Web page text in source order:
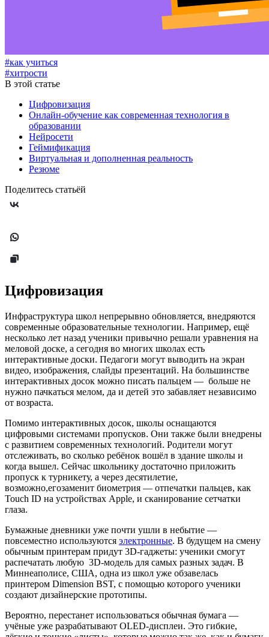
#как учиться
#хитрости
В этой статье
Цифровизация
Онлайн-обучение как современная технология в
образовании
Нейросети
Геймификация
Виртуальная и дополненная реальность
Резюме
Поделитесь статьёй
Цифровизация
Инфраструктура школ непрерывно обновляется, внедряются
современные образовательные технологии. Например, ещё
несколько лет назад ученики привычно решали уравнения на
меловой доске, а сегодня во многих школах есть
интерактивные доски. Педагоги могут выводить на экран
видео, изображения, слайды презентаций. На большинстве
интерактивных досок можно писать пальцем — больше не
нужно пачкаться мелом, да и детей это забавляет независимо
от возраста.
Помимо интерактивных досок, школы оснащаются
цифровыми системами пропусков. Они также были внедрены
с развитием современных технологий. Родители могут
отслеживать, во сколько ребёнок вошёл в здание школы и
когда вышел. Сейчас школьнику достаточно приложить
пропуск к турникету, а через десятилетие,
возможно,егозаменит биометрия — отпечатки пальцев, как
Touch ID на устройствах Apple, и сканирование сетчатки
глаза.
Бумажные дневники уже почти ушли в небытие —
повсеместно используются электронные. В будущем на смену
обычным принтерам придут 3D-гаджеты: ученики смогут
распечатать любую 3D-модель для самых разных задач. В
Миннеаполисе, США, одна из школ уже обзавелась
принтером Dimension BST, с помощью которого ученики
создают дизайнерские прототипы.
Вероятно, перестанет использоваться обычная бумага —
учёные уже разрабатывают OLED-дисплеи. Это гибкие,